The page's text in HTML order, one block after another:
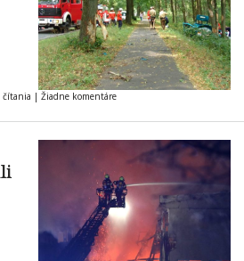
čítania | Žiadne komentáre